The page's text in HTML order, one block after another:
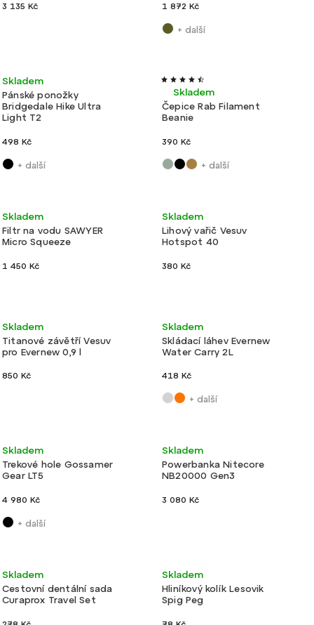
3 135 Kč 1 872 Kč
+ další
Ultralehké
Pánské ponožky
Bridgedale Hike Ultra
Light T2
Skladem
498 Kč
+ další
Ultralehké
Čepice Rab Filament
Beanie
Skladem
390 Kč
+ další
Ultralehké
Filtr na vodu SAWYER
Micro Squeeze
Skladem
1 450 Kč
Ultralehké
Lihový vařič Vesuv
Hotspot 40
Skladem
380 Kč
Lehké
Titanové závětří Vesuv
pro Evernew 0,9 l
Skladem
850 Kč
Ultralehké
Skládací láhev Evernew
Water Carry 2L
Skladem
418 Kč
+ další
Ultralehké
Trekové hole Gossamer
Gear LT5
Skladem
4 980 Kč
+ další
Velmi lehké
Powerbanka Nitecore
NB20000 Gen3
Skladem
3 080 Kč
Velmi lehké
Cestovní dentální sada
Curaprox Travel Set
Skladem Velmi lehké
Hliníkový kolík Lesovik
Spig Peg
Skladem